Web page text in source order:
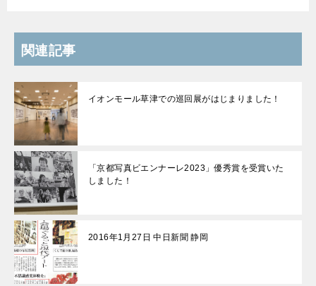
関連記事
イオンモール草津での巡回展がはじまりました！
「京都写真ビエンナーレ2023」優秀賞を受賞いた
しました！
2016年1月27日 中日新聞 静岡